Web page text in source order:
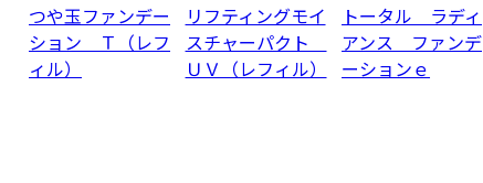
つや玉ファンデー
ション Ｔ（レフ
ィル）
リフティングモイ
スチャーパクト
ＵＶ（レフィル）
トータル ラディ
アンス ファンデ
ーションｅ